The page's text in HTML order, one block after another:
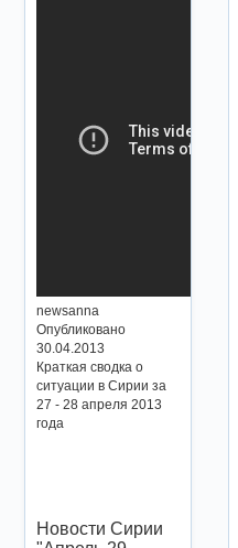
newsanna
Опубликовано
30.04.2013
Краткая сводка о
ситуации в Сирии за
27 - 28 апреля 2013
года
Новости Сирии